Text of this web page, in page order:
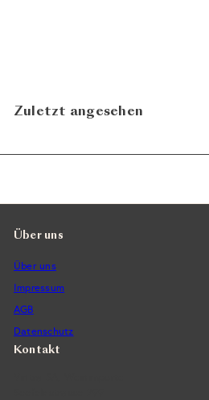
Zuletzt angesehen
Über uns
Über uns
Impressum
AGB
Datenschutz
Kontakt